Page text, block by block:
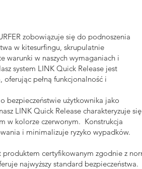
zobowiązuje się do podnoszenia
w kitesurfingu, skrupulatnie
warunki w naszych wymaganiach i
system LINK Quick Release jest
pełną funkcjonalność i
bezpieczeństwie użytkownika jako
LINK Quick Release charakteryzuje się
w kolorze czerwonym. Konstrukcja
i minimalizuje ryzyko wypadków.
produktem certyfikowanym zgodnie z
najwyższy standard bezpieczeństwa.